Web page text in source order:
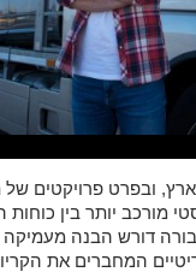
ובפרט פרויקטים של
מורכב יותר בין
תעבורה דורש הבנה
המחברים את